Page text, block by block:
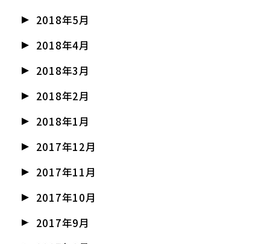
2018年5月
2018年4月
2018年3月
2018年2月
2018年1月
2017年12月
2017年11月
2017年10月
2017年9月